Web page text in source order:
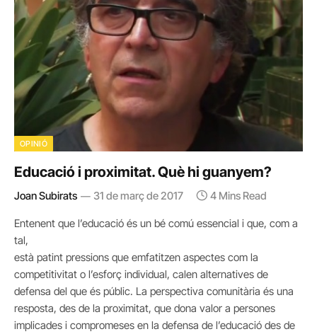
OPINIÓ
Educació i proximitat. Què hi guanyem?
Joan Subirats 31 de març de 2017 4 Mins Read
Entenent que l’educació és un bé comú essencial i que, com a
tal,
està patint pressions que emfatitzen aspectes com la
competitivitat o l’esforç individual, calen alternatives de
defensa del que és públic. La perspectiva comunitària és una
resposta, des de la proximitat, que dona valor a persones
implicades i compromeses en la defensa de l’educació des de